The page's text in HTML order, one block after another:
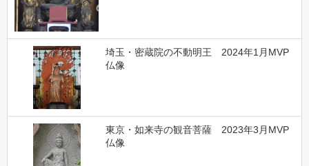
埼玉・密蔵院の不動明王 2024年1月MVP
仏像
東京・如来寺の観音菩薩 2023年3月MVP
仏像